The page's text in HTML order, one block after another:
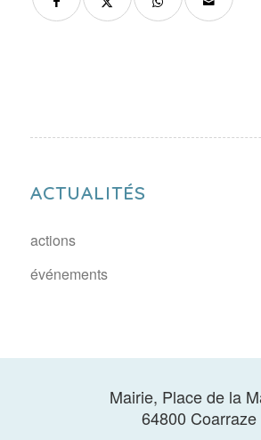
ACTUALITÉS
actions
événements
Mairie, Place de la
64800 Coarraze